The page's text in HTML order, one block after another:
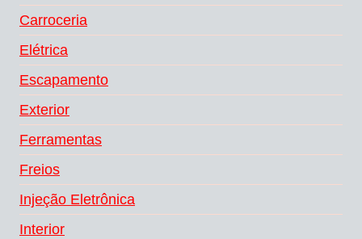
Carroceria
Elétrica
Escapamento
Exterior
Ferramentas
Freios
Injeção Eletrônica
Interior